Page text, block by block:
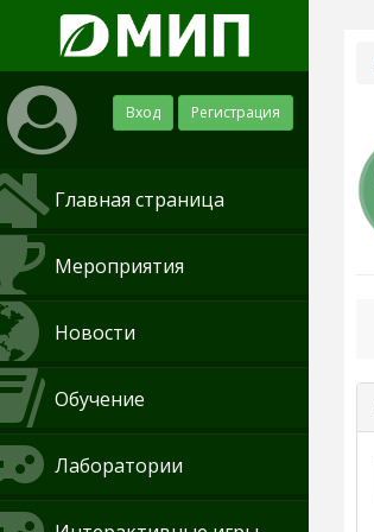
Вход Регистрация
Главная страница
Мероприятия
Новости
Обучение
Лаборатории